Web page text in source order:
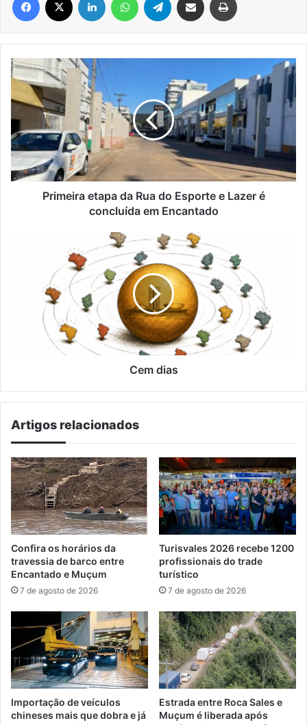
Primeira
etapa
Rua
do
Esporte
e
Lazer
é
concluídaPrimeira etapa da Rua do Esporte e Lazer é
concluída em Encantado
Cem dias
Artigos relacionados
Confira os horários da
travessia de barco entre
Encantado e Muçum
7 de agosto de 2026
Turisvales 2026 recebe 1200
profissionais do trade
turístico
7 de agosto de 2026
Importação de veículos
chineses mais que dobra e já
Estrada entre Roca Sales e
Muçum é liberada após